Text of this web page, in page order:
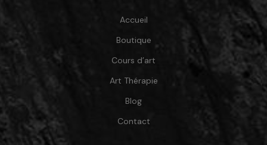
Accueil
Boutique
Cours d’art
Art Thérapie
Blog
Contact